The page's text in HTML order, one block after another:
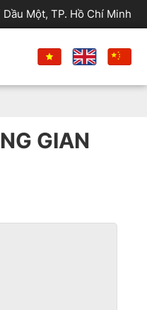
Một, TP. Hồ Chí Minh
GIAN